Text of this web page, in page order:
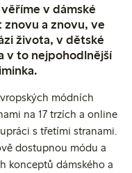
v dámské
a znovu, ve
života, v dětské
v to nejpohodlnější
módních
na 17 trzích a online
s třetími stranami.
dostupnou módu a
konceptů dámského a